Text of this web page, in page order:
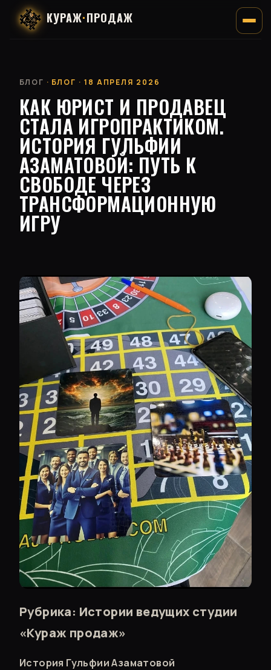
КУРАЖ·ПРОДАЖ
БЛОГ · БЛОГ · 18 АПРЕЛЯ 2026
КАК ЮРИСТ И ПРОДАВЕЦ
СТАЛА ИГРОПРАКТИКОМ.
ИСТОРИЯ ГУЛЬФИИ
АЗАМАТОВОЙ: ПУТЬ К
СВОБОДЕ ЧЕРЕЗ
ТРАНСФОРМАЦИОННУЮ
ИГРУ
Рубрика: Истории ведущих студии
«Кураж продаж»
История Гульфии Азаматовой